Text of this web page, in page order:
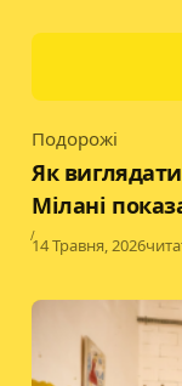
Category
Подорожі
Як
Мілані
Published
14 Травня, 2026